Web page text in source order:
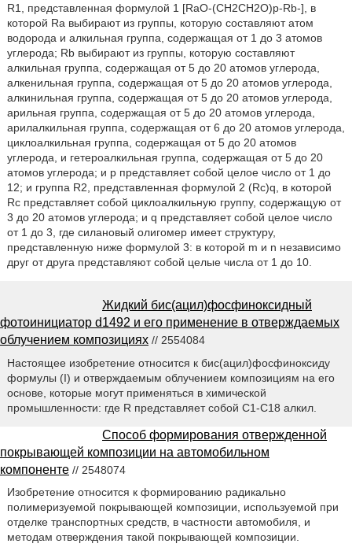
R1, представленная формулой 1 [RaO-(CH2CH2O)p-Rb-], в
которой Ra выбирают из группы, которую составляют атом
водорода и алкильная группа, содержащая от 1 до 3 атомов
углерода; Rb выбирают из группы, которую составляют
алкильная группа, содержащая от 5 до 20 атомов углерода,
алкенильная группа, содержащая от 5 до 20 атомов углерода,
алкинильная группа, содержащая от 5 до 20 атомов углерода,
арильная группа, содержащая от 5 до 20 атомов углерода,
арилалкильная группа, содержащая от 6 до 20 атомов углерода,
циклоалкильная группа, содержащая от 5 до 20 атомов
углерода, и гетероалкильная группа, содержащая от 5 до 20
атомов углерода; и p представляет собой целое число от 1 до
12; и группа R2, представленная формулой 2 (Rc)q, в которой
Rc представляет собой циклоалкильную группу, содержащую от
3 до 20 атомов углерода; и q представляет собой целое число
от 1 до 3, где силановый олигомер имеет структуру,
представленную ниже формулой 3: в которой m и n независимо
друг от друга представляют собой целые числа от 1 до 10.
Жидкий бис(ацил)фосфиноксидный
фотоинициатор d1492 и его применение в отверждаемых
облучением композициях // 2554084
Настоящее изобретение относится к бис(ацил)фосфиноксиду
формулы (I) и отверждаемым облучением композициям на его
основе, которые могут применяться в химической
промышленности: где R представляет собой C1-C18 алкил.
Способ формирования отвержденной
покрывающей композиции на автомобильном
компоненте // 2548074
Изобретение относится к формированию радикально
полимеризуемой покрывающей композиции, используемой при
отделке транспортных средств, в частности автомобиля, и
методам отверждения такой покрывающей композиции.